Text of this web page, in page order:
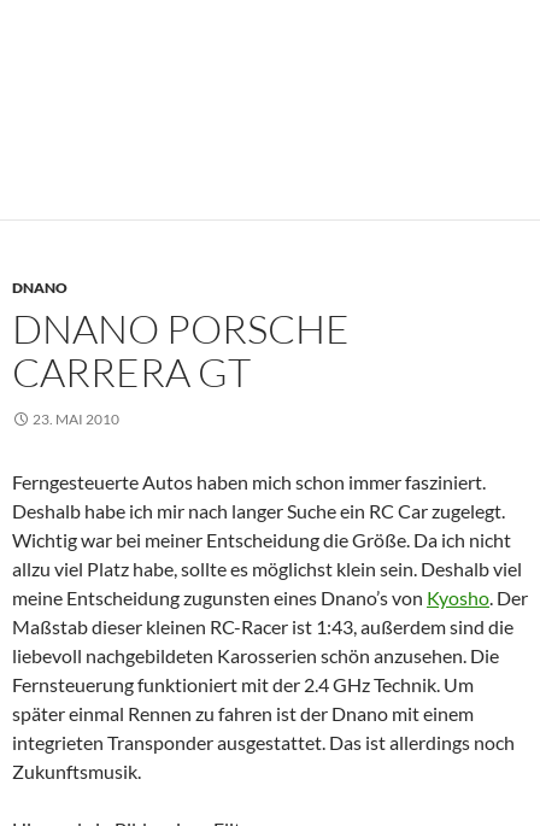
DNANO
DNANO PORSCHE
CARRERA GT
23. MAI 2010
Ferngesteuerte Autos haben mich schon immer fasziniert.
Deshalb habe ich mir nach langer Suche ein RC Car zugelegt.
Wichtig war bei meiner Entscheidung die Größe. Da ich nicht
allzu viel Platz habe, sollte es möglichst klein sein. Deshalb viel
meine Entscheidung zugunsten eines Dnano’s von Kyosho. Der
Maßstab dieser kleinen RC-Racer ist 1:43, außerdem sind die
liebevoll nachgebildeten Karosserien schön anzusehen. Die
Fernsteuerung funktioniert mit der 2.4 GHz Technik. Um
später einmal Rennen zu fahren ist der Dnano mit einem
integrieten Transponder ausgestattet. Das ist allerdings noch
Zukunftsmusik.